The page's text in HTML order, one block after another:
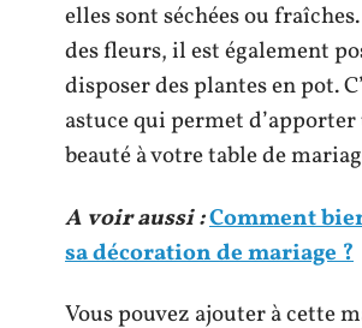
elles sont séchées ou
des fleurs, il est également
disposer des plantes en pot.
astuce qui permet
beauté à votre table de
A voir aussi :Comment
sa décoration de mariage ?
Vous pouvez ajouter à cette